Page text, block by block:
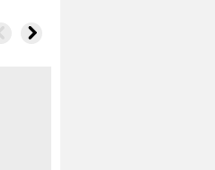
Récompenses